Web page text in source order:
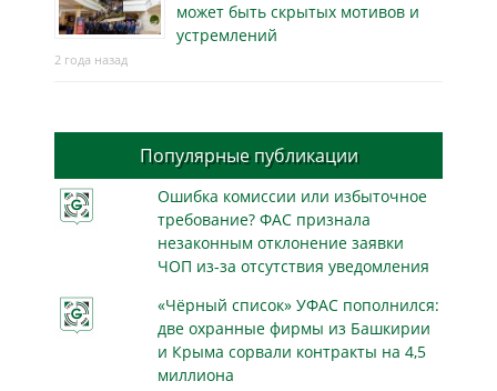
может быть скрытых мотивов и
устремлений
2 года назад
Популярные публикации
Ошибка комиссии или избыточное
требование? ФАС признала
незаконным отклонение заявки
ЧОП из-за отсутствия уведомления
«Чёрный список» УФАС пополнился:
две охранные фирмы из Башкирии
и Крыма сорвали контракты на 4,5
миллиона